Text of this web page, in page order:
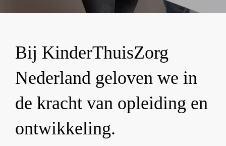
Bij KinderThuisZorg
Nederland geloven we in
de kracht van opleiding en
ontwikkeling.